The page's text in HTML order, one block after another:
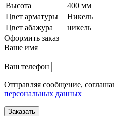
Высота
400 мм
Цвет арматуры
Никель
Цвет абажура
никель
Оформить заказ
Ваше имя
Ваш телефон
Отправляя сообщение,
персональных данных
Заказать